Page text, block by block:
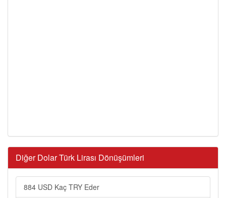
Diğer Dolar Türk Lirası Dönüşümleri
884 USD Kaç TRY Eder